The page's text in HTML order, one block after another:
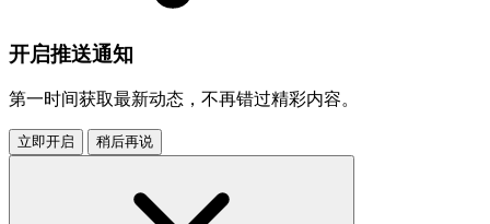
开启推送通知
第一时间获取最新动态，不再错过精彩内容。
立即开启 稍后再说